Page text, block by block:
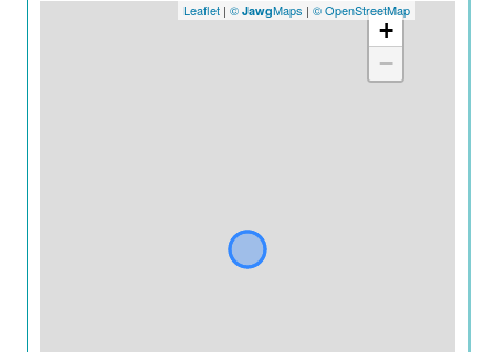
+
−
Leaflet | © JawgMaps | © OpenStreetMap